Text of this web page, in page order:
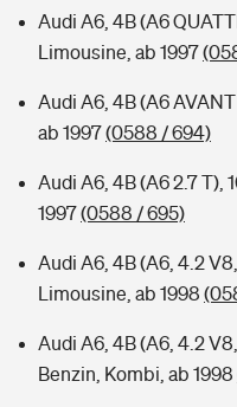
Audi A6, 4B (A6
Limousine, ab 1997
Audi A6, 4B (A6
ab 1997(0588 / 694)
Audi A6, 4B (A6 2.7 T),
1997(0588 / 695)
Audi A6, 4B (A6, 4.2
Limousine, ab 1998
Audi A6, 4B (A6, 4.2
Benzin, Kombi, ab 1998